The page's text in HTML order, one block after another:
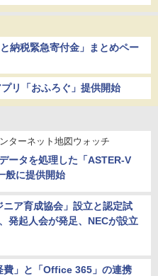
納税緊急寄付金」まとめペー
リ「おふろぐ」提供開始
ターネット地図ウォッチ
ータを処理した「ASTER-V
般に提供開始
ニア育成協会」設立と認定試
発起人会が発足、NECが設立
費」と「Office 365」の連携